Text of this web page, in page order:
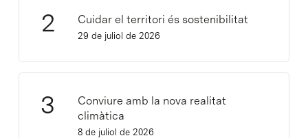
Cuidar el territori és sostenibilitat
29 de juliol de 2026
Conviure amb la nova realitat
climàtica
8 de juliol de 2026